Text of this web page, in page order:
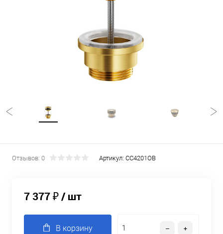
Отзывов: 0 Артикул: CC4201OB
7 377 ₽/ шт
В корзину